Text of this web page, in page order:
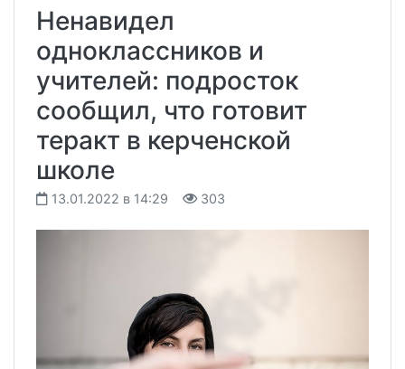
Ненавидел
одноклассников и
учителей: подросток
сообщил, что готовит
теракт в керченской
школе
13.01.2022 в 14:29 303